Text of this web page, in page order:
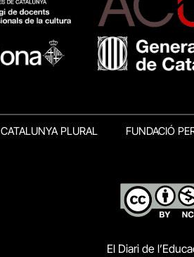
CATALUNYA PLURAL FUNDACIÓ
El Diari de